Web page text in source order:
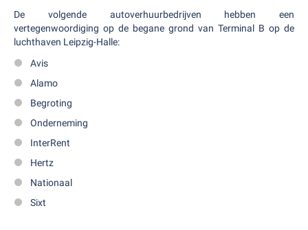
De volgende autoverhuurbedrijven hebben een
vertegenwoordiging op de begane grond van Terminal B op de
luchthaven Leipzig-Halle:
Avis
Alamo
Begroting
Onderneming
InterRent
Hertz
Nationaal
Sixt